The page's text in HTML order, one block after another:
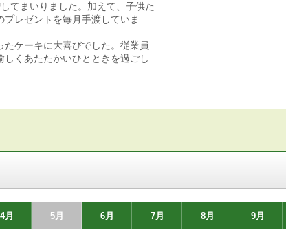
てまいりました。加えて、子供た
レゼントを毎月手渡していま
ケーキに大喜びでした。従業員
しくあたたかいひとときを過ごし
4月 5月 6月 7月 8月 9月